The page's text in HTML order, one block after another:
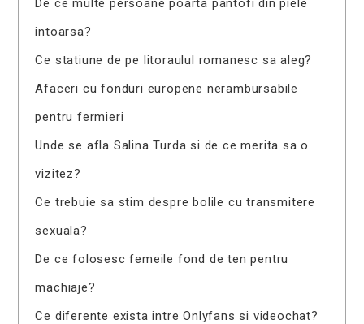
De ce multe persoane poarta pantofi din piele
intoarsa?
Ce statiune de pe litoraulul romanesc sa aleg?
Afaceri cu fonduri europene nerambursabile
pentru fermieri
Unde se afla Salina Turda si de ce merita sa o
vizitez?
Ce trebuie sa stim despre bolile cu transmitere
sexuala?
De ce folosesc femeile fond de ten pentru
machiaje?
Ce diferente exista intre Onlyfans si videochat?